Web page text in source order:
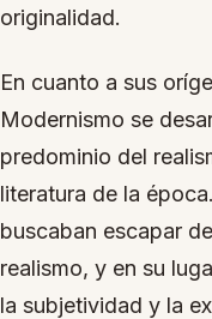
originalidad.
En cuanto a sus
Modernismo se
predominio del
literatura de la
buscaban escapar
realismo, y en su
la subjetividad y la